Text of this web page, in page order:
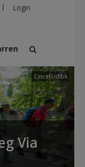
Login
suchen
Einrichtungen
Cincelli/dibk
Via